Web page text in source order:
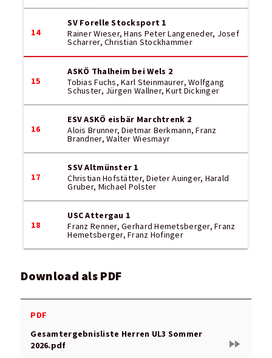
14
SV Forelle Stocksport 1
Rainer Wieser, Hans Peter Langeneder, Josef
Scharrer, Christian Stockhammer
15
ASKÖ Thalheim bei Wels 2
Tobias Fuchs, Karl Steinmaurer, Wolfgang
Schuster, Jürgen Wallner, Kurt Dickinger
16
ESV ASKÖ eisbär Marchtrenk 2
Alois Brunner, Dietmar Berkmann, Franz
Brandner, Walter Wiesmayr
17
SSV Altmünster 1
Christian Hofstätter, Dieter Auinger, Harald
Gruber, Michael Polster
18
USC Attergau 1
Franz Renner, Gerhard Hemetsberger, Franz
Hemetsberger, Franz Hofinger
Download als PDF
PDF
Gesamtergebnisliste Herren UL3 Sommer
2026.pdf
fast_forward